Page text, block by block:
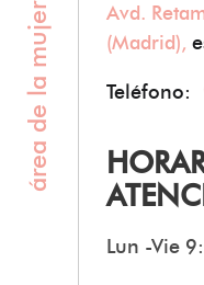
área de la mujer
Avd.
(Madrid),
Teléfono:
Lun -Vie